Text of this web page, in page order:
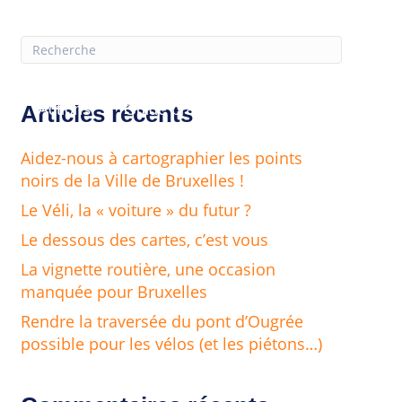
Actions Guide pratique
Articles récents
Aidez-nous à cartographier les points
noirs de la Ville de Bruxelles !
Le Véli, la « voiture » du futur ?
Le dessous des cartes, c’est vous
La vignette routière, une occasion
manquée pour Bruxelles
Rendre la traversée du pont d’Ougrée
possible pour les vélos (et les piétons…)